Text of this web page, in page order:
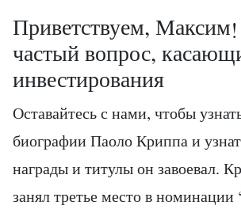
Приветствуем,
частый вопрос,
инвестирования
Оставайтесь с нами, чтобы
биографии Паоло Криппа и
награды и титулы он завоевал.
занял третье место в номинации